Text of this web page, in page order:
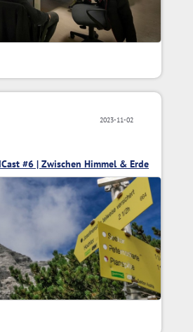
2023-11-02
#6 | Zwischen Himmel & Erde